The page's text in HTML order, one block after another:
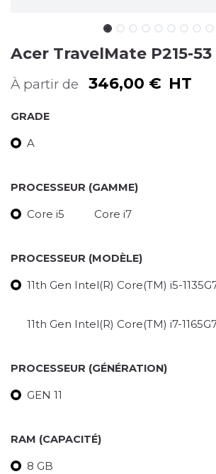
Acer TravelMate P215-53
À partir de 346,00 € HT
GRADE
A
PROCESSEUR (GAMME)
Core i5 Core i7
PROCESSEUR (MODÈLE)
11th Gen Intel(R) Core(TM) i5-
11th Gen Intel(R) Core(TM) i7-
PROCESSEUR (GÉNÉRATION)
GEN 11
RAM (CAPACITÉ)
8 GB